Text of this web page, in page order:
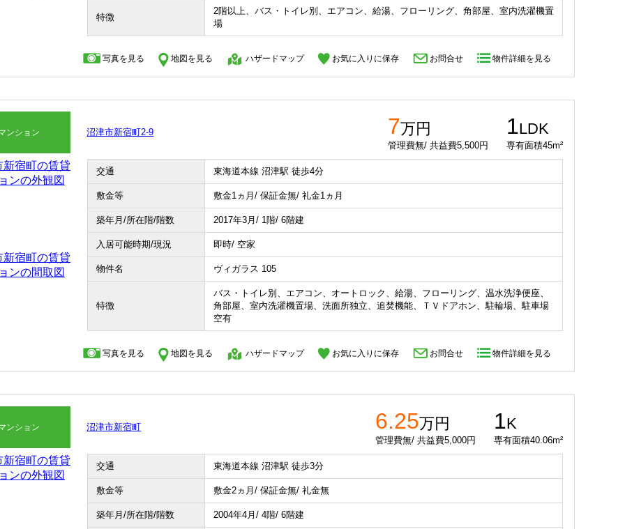
特徴
2階以上、バス・トイレ別、エアコン、給湯、フローリング、角部屋、室内洗濯機置
場
写真を見る 地図を見る ハザードマップ お気に入りに保存 お問合せ 物件詳細を見る
ンション 沼津市新宿町2-9 7万円
管理費無/ 共益費5,500円
1LDK
専有面積45m²
交通 東海道本線 沼津駅 徒歩4分
敷金等 敷金1ヵ月/ 保証金無/ 礼金1ヵ月
築年月/所在階/階数 2017年3月/ 1階/ 6階建
入居可能時期/現況 即時/ 空家
物件名 ヴィガラス 105
特徴
バス・トイレ別、エアコン、オートロック、給湯、フローリング、温水洗浄便座、
角部屋、室内洗濯機置場、洗面所独立、追焚機能、ＴＶドアホン、駐輪場、駐車場
空有
写真を見る 地図を見る ハザードマップ お気に入りに保存 お問合せ 物件詳細を見る
ンション 沼津市新宿町 6.25万円
管理費無/ 共益費5,000円
1K
専有面積40.06m²
交通 東海道本線 沼津駅 徒歩3分
敷金等 敷金2ヵ月/ 保証金無/ 礼金無
築年月/所在階/階数 2004年4月/ 4階/ 6階建